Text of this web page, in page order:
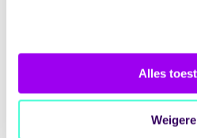
Alles
met het voldoen aan
vertrouwen in hun
de werkbeleving en drijft
professionals weg uit de
Zorginstellingen